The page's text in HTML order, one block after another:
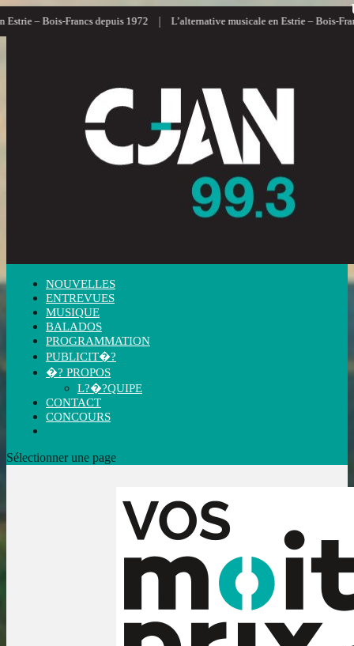
– Bois-Francs depuis 1972 | L’alternative musicale en Estrie – Bois-Francs
NOUVELLES
ENTREVUES
MUSIQUE
BALADOS
PROGRAMMATION
PUBLICIT�?
�? PROPOS
L?�?QUIPE
CONTACT
CONCOURS
Sélectionner une page